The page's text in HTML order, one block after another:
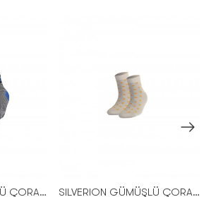
SILVERION GÜMÜŞLÜ ÇORAP GENÇ KA SİYAH-MAVİ
SILVERION GÜMÜŞLÜ ÇORAP GENÇ PA BEJ-AÇIK TURUNCU